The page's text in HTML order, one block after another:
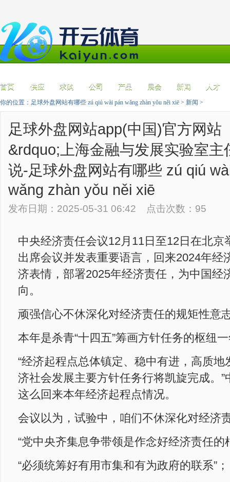
首页 供应 求购 公司 产品 展会 新闻 人才
你的位置： 足球外盘网站有哪些 zú qiú wài pán wǎng zhàn yǒu něi xiē > 新闻 >
足球外盘网站app(中国)官方网站
&rdquo;上海金融与发展实验室主
说-足球外盘网站有哪些 zú qiú
wǎng zhàn yǒu něi xiē
发布日期：2025-05-31 06:42 点击次数：95
中央经济责任会议12月11日至12日在北京
出席会议并发表重要语言，回来2024年经
济表情，部署2025年经济责任，为中国经
向。
顽强信心不休深化对经济责任的规矩性意
本年是杀青“十四五”筹画方针任务的枢纽
“经济起程点总体镇定、稳中有进，高质地
济社会发展主要方针任务行将凯旋完成。”
这么回来本年经济起程点情况。
会议以为，试验中，咱们不休深化对经济
“党中央齐集息争带领是作念好经济责任的
“必须统筹好有用市集和有为政府的联系”；